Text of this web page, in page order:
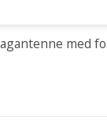
med